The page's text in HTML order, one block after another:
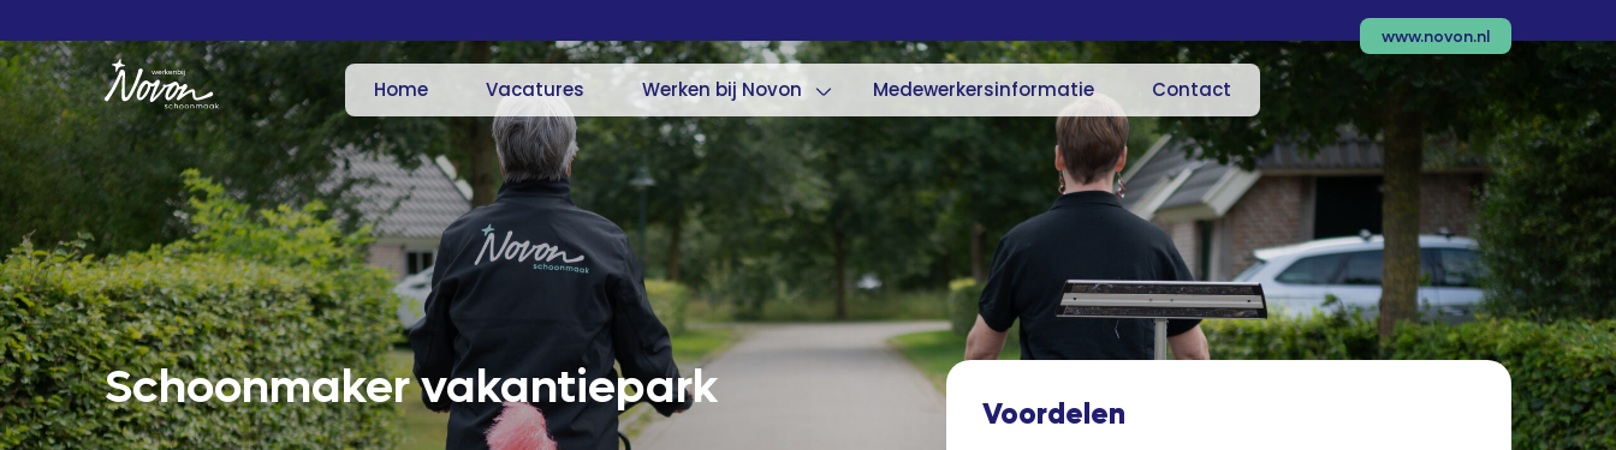
www.novon.nl
Home Vacatures Werken bij Novon Medewerkersinformatie Contact
Schoonmaker vakantiepark Voordelen